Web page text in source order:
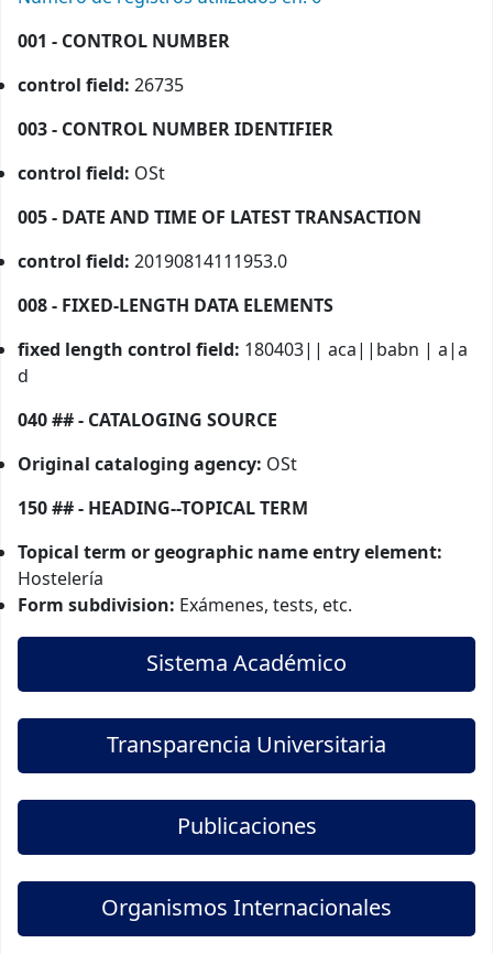
Sistema Académico
Transparencia Universitaria
Publicaciones
Organismos Internacionales
001 - CONTROL NUMBER
control field: 26735
003 - CONTROL NUMBER IDENTIFIER
control field: OSt
005 - DATE AND TIME OF LATEST TRANSACTION
control field: 20190814111953.0
008 - FIXED-LENGTH DATA ELEMENTS
fixed length control field: 180403|| aca||babn | a|a
d
040 ## - CATALOGING SOURCE
Original cataloging agency: OSt
150 ## - HEADING--TOPICAL TERM
Topical term or geographic name entry element:
Hostelería
Form subdivision: Exámenes, tests, etc.